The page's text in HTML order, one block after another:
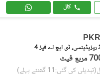
کال
PKR
ڈی ایچ اے فیز 4
فیٹ
(تبدیلی کی گئی:11 گھنٹے پہلے)